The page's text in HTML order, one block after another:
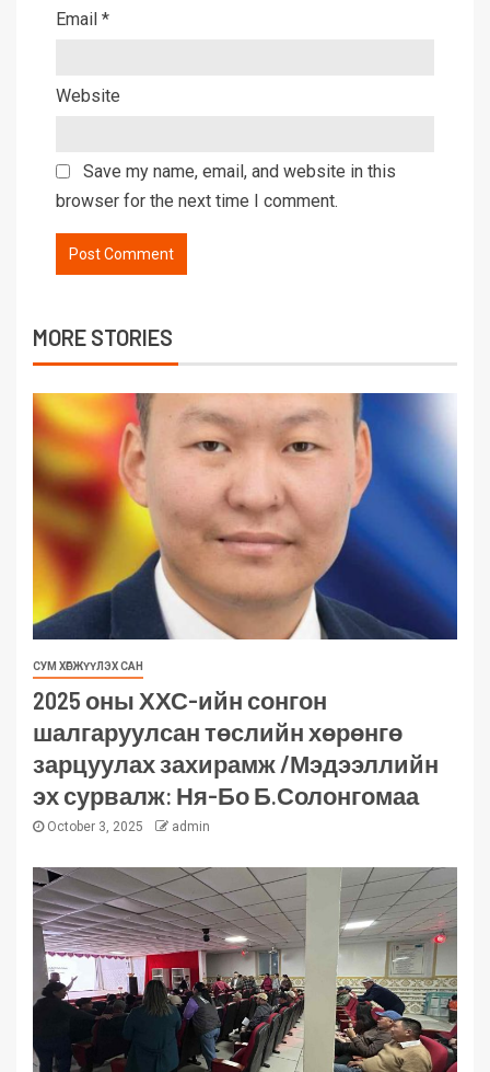
Email *
Website
Save my name, email, and website in this
browser for the next time I comment.
MORE STORIES
СУМ ХӨГЖҮҮЛЭХ САН
2025 оны ХХС-ийн сонгон
шалгаруулсан төслийн хөрөнгө
зарцуулах захирамж /Мэдээллийн
эх сурвалж: Ня-Бо Б.Солонгомаа
October 3, 2025 admin